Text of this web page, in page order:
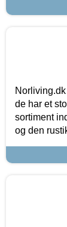
de har et
sortiment
og den